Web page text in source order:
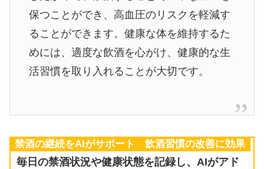
保つことができ、高血圧のリスクを軽減す
ることができます。健康な体を維持するた
めには、適度な飲酒を心がけ、健康的な生
活習慣を取り入れることが大切です。
禁酒の継続をAIがサポート 飲酒習慣の改善に効果
毎日の禁酒状況や健康状態を記録し、AIがアド